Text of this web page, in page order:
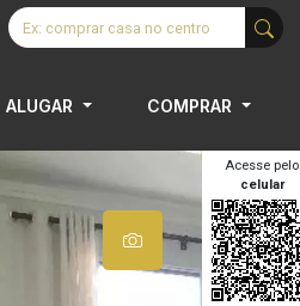
ALUGAR COMPRAR
Acesse pelo
celular